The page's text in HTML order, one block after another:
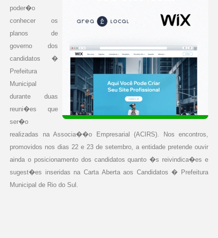
poder�o
conhecer os
planos de
governo dos
candidatos �
Prefeitura
Municipal
durante duas
reuni�es que
ser�o
realizadas na Associa��o Empresarial (ACIRS). Nos encontros,
promovidos nos dias 22 e 23 de setembro, a entidade pretende ouvir
ainda o posicionamento dos candidatos quanto �s reivindica�es e
sugest�es inseridas na Carta Aberta aos Candidatos � Prefeitura
Municipal de Rio do Sul.